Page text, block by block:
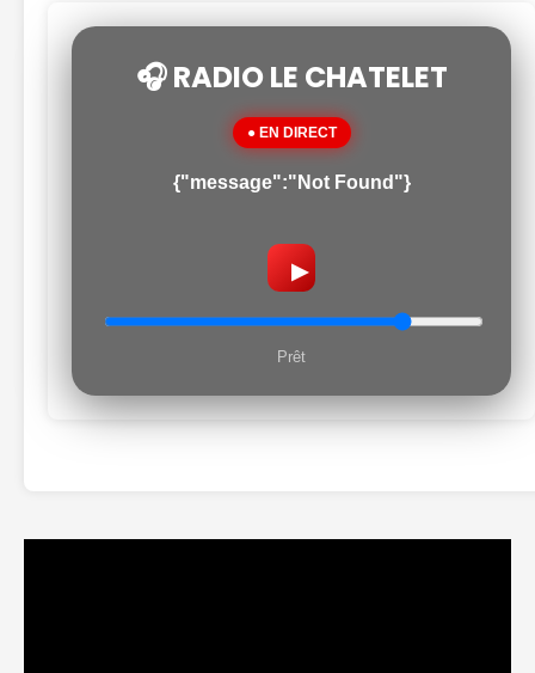
🎧 RADIO LE CHATELET
● EN DIRECT
{"message":"Not Found"}
▶
Prêt